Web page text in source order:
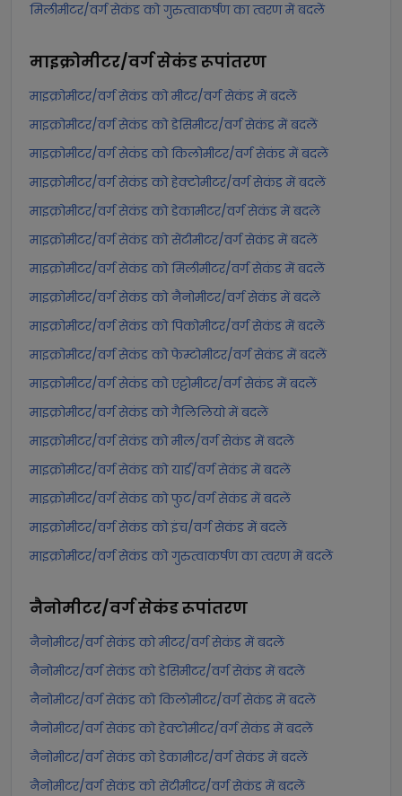
मिलीमीटर/वर्ग सेकंड को गुरुत्वाकर्षण का त्वरण में बदलें
माइक्रोमीटर/वर्ग सेकंडरूपांतरण
माइक्रोमीटर/वर्ग सेकंड को मीटर/वर्ग सेकंड में बदलें
माइक्रोमीटर/वर्ग सेकंड को डेसिमीटर/वर्ग सेकंड में बदलें
माइक्रोमीटर/वर्ग सेकंड को किलोमीटर/वर्ग सेकंड में बदलें
माइक्रोमीटर/वर्ग सेकंड को हेक्टोमीटर/वर्ग सेकंड में बदलें
माइक्रोमीटर/वर्ग सेकंड को डेकामीटर/वर्ग सेकंड में बदलें
माइक्रोमीटर/वर्ग सेकंड को सेंटीमीटर/वर्ग सेकंड में बदलें
माइक्रोमीटर/वर्ग सेकंड को मिलीमीटर/वर्ग सेकंड में बदलें
माइक्रोमीटर/वर्ग सेकंड को नैनोमीटर/वर्ग सेकंड में बदलें
माइक्रोमीटर/वर्ग सेकंड को पिकोमीटर/वर्ग सेकंड में बदलें
माइक्रोमीटर/वर्ग सेकंड को फेम्टोमीटर/वर्ग सेकंड में बदलें
माइक्रोमीटर/वर्ग सेकंड को एट्टोमीटर/वर्ग सेकंड में बदलें
माइक्रोमीटर/वर्ग सेकंड को गैलिलियो में बदलें
माइक्रोमीटर/वर्ग सेकंड को मील/वर्ग सेकंड में बदलें
माइक्रोमीटर/वर्ग सेकंड को यार्ड/वर्ग सेकंड में बदलें
माइक्रोमीटर/वर्ग सेकंड को फुट/वर्ग सेकंड में बदलें
माइक्रोमीटर/वर्ग सेकंड को इंच/वर्ग सेकंड में बदलें
माइक्रोमीटर/वर्ग सेकंड को गुरुत्वाकर्षण का त्वरण में बदलें
नैनोमीटर/वर्ग सेकंडरूपांतरण
नैनोमीटर/वर्ग सेकंड को मीटर/वर्ग सेकंड में बदलें
नैनोमीटर/वर्ग सेकंड को डेसिमीटर/वर्ग सेकंड में बदलें
नैनोमीटर/वर्ग सेकंड को किलोमीटर/वर्ग सेकंड में बदलें
नैनोमीटर/वर्ग सेकंड को हेक्टोमीटर/वर्ग सेकंड में बदलें
नैनोमीटर/वर्ग सेकंड को डेकामीटर/वर्ग सेकंड में बदलें
नैनोमीटर/वर्ग सेकंड को सेंटीमीटर/वर्ग सेकंड में बदलें